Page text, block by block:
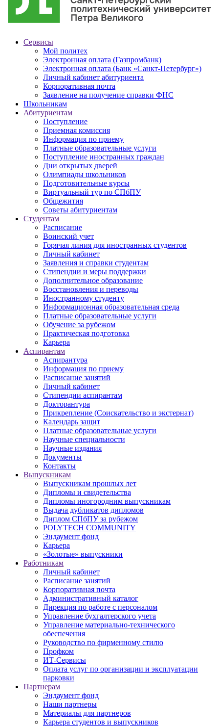
Сервисы
Мой политех
Электронная оплата (Газпромбанк)
Электронная оплата (Банк «Санкт-Петербург»)
Личный кабинет абитуриента
Корпоративная почта
Заявление на получение справки ФНС
Школьникам
Абитуриентам
Поступление
Приемная комиссия
Информация по приему
Платные образовательные услуги
Поступление иностранных граждан
Дни открытых дверей
Олимпиады школьников
Подготовительные курсы
Виртуальный тур по СПбПУ
Общежития
Советы абитуриентам
Студентам
Расписание
Воинский учет
Горячая линия для иностранных студентов
Личный кабинет
Заявления и справки студентам
Стипендии и меры поддержки
Дополнительное образование
Восстановления и переводы
Иностранному студенту
Информационная образовательная среда
Платные образовательные услуги
Обучение за рубежом
Практическая подготовка
Карьера
Аспирантам
Аспирантура
Информация по приему
Расписание занятий
Личный кабинет
Стипендии аспирантам
Докторантура
Прикрепление (Соискательство и экстернат)
Календарь защит
Платные образовательные услуги
Научные специальности
Научные издания
Документы
Контакты
Выпускникам
Выпускникам прошлых лет
Дипломы и свидетельства
Дипломы иногородним выпускникам
Выдача дубликатов дипломов
Диплом СПбПУ за рубежом
POLYTECH COMMUNITY
Эндаумент фонд
Карьера
«Золотые» выпускники
Работникам
Личный кабинет
Расписание занятий
Корпоративная почта
Административный каталог
Дирекция по работе с персоналом
Управление бухгалтерского учета
Управление материально-технического
обеспечения
Руководство по фирменному стилю
Профком
ИТ-Сервисы
Оплата услуг по организации и эксплуатации
парковки
Партнерам
Эндаумент фонд
Наши партнеры
Материалы для партнеров
Карьера студентов и выпускников